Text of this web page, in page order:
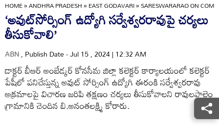
HOME»ANDHRA PRADESH»EAST GODAVARI»SARESWARARAO ON
‘అవుట్‌సోర్సింగ్‌ ఉద్యోగి సర్వేశ్వరరావుపై చర్యలు
తీసుకోవాలి’
ABN, Publish Date - Jul 15 , 2024 | 12:32 AM
డాక్టర్‌ బీఆర్‌ అంబేడ్కర్‌ కోనసీమ జిల్లా కలెక్టర్‌ కార్యాలయంలో కలెక్టర్‌
పేషీలో పనిచేస్తున్న అవుట్‌ సోర్సింగ్‌ ఉద్యోగి ఈరంకి సర్వేశ్వరరావు
అక్రమాలపై విచారణ జరిపి తక్షణం చర్యలు తీసుకోవాలని రావులపాలెం
గ్రామానికి చెందిన బి.అనంతలక్ష్మి కోరారు.